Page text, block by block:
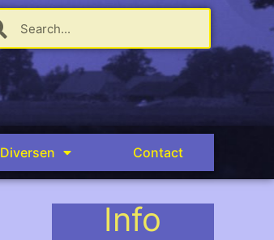
Diversen Contact
Info